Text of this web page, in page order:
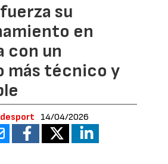
su
en
con un
más técnico y
14/04/2026